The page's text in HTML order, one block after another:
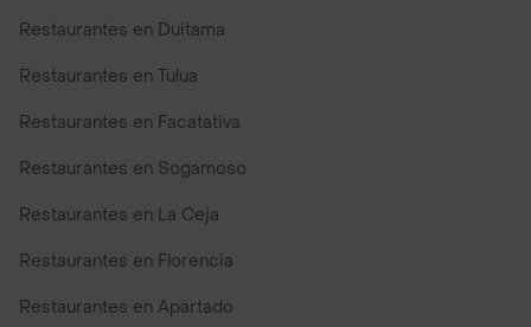
Restaurantes en Duitama
Restaurantes en Tulua
Restaurantes en Facatativa
Restaurantes en Sogamoso
Restaurantes en La Ceja
Restaurantes en Florencia
Restaurantes en Apartado